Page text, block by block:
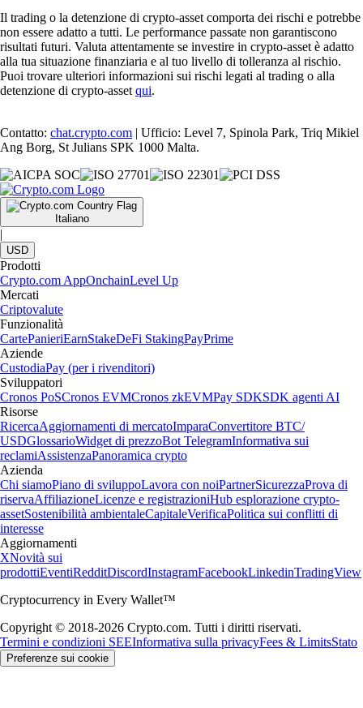
Il trading o la detenzione di crypto-asset comporta dei rischi e potrebbe
non essere adatto a tutti. Le performance passate non garantiscono
risultati futuri. Valuta attentamente se investire in crypto-asset è adatto
alla tua situazione finanziaria e al tuo livello di tolleranza al rischio.
Puoi trovare ulteriori informazioni sui rischi legati al trading o alla
detenzione di crypto-asset qui.
Contatto: chat.crypto.com | Ufficio: Level 7, Spinola Park, Triq Mikiel
Ang Borg, St Julians SPK 1000 Malta.
Italiano
|
USD
Prodotti
Crypto.com AppOnchainLevel Up
Mercati
Criptovalute
Funzionalità
CartePanieriEarnStakeDeFi StakingPayPrime
Aziende
CustodiaPay (per i rivenditori)
Sviluppatori
Cronos PoSCronos EVMCronos zkEVMPay SDKSDK agenti AI
Risorse
RicercaAggiornamenti di mercatoImparaConvertitore BTC/
USDGlossarioWidget di prezzoBot TelegramInformativa sui
reclamiAssistenzaPanoramica crypto
Azienda
Chi siamoPiano di sviluppoLavora con noiPartnerSicurezzaProva di
riservaAffiliazioneLicenze e registrazioniHub esplorazione crypto-
assetSostenibilità ambientaleCapitaleVerificaPolitica sui conflitti di
interesse
Aggiornamenti
XNovità sui
prodottiEventiRedditDiscordInstagramFacebookLinkedinTradingView
Cryptocurrency in Every Wallet™
Copyright © 2018-2026 Crypto.com. Tutti i diritti riservati.
Termini e condizioni SEEInformativa sulla privacyFees & LimitsStato
Preferenze sui cookie